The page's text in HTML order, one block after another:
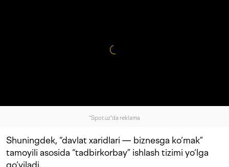
"Spot.uz"da reklama
Shuningdek, “davlat xaridlari — biznesga ko‘mak”
tamoyili asosida “tadbirkorbay” ishlash tizimi yo‘lga